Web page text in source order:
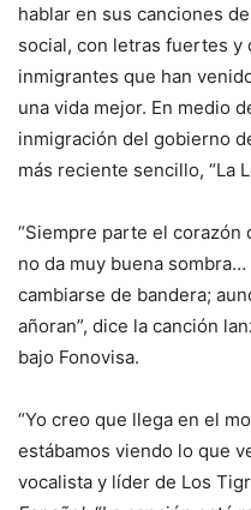
hablar en sus canciones
social, con letras fuertes y
inmigrantes que han
una vida mejor. En medio
inmigración del gobierno
más reciente sencillo, “La
“Siempre parte el
no da muy buena
cambiarse de bandera;
añoran”, dice la canción
bajo Fonovisa.
“Yo creo que llega en el
estábamos viendo lo que
vocalista y líder de Los